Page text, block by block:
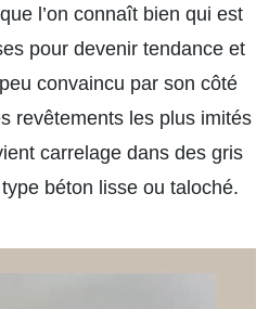
l’on connaît bien qui est
pour devenir tendance et
convaincu par son côté
revêtements les plus imités
carrelage dans des gris
béton lisse ou taloché.